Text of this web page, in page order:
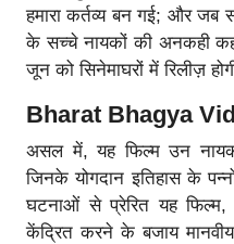
हमारा कर्तव्य बन गई; और जब
के सच्चे नायकों की अनकही
जून को सिनेमाघरों में रिलीज़
Bharat Bhagya
असल में, यह फिल्म उन
जिनके योगदान इतिहास के
घटनाओं से प्रेरित यह फिल्म,
केंद्रित करने के बजाय